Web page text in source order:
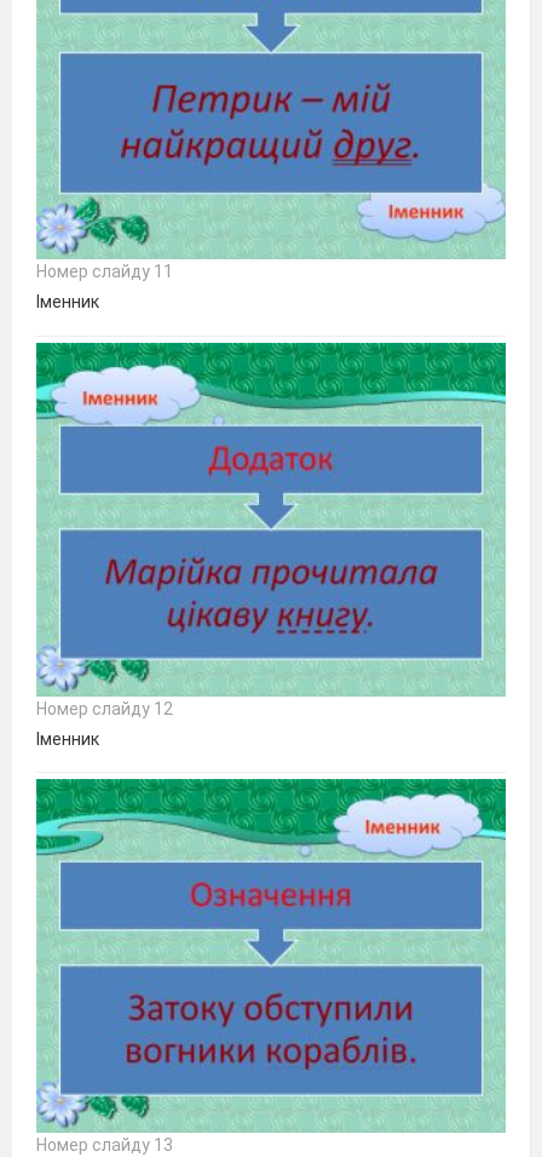
Номер слайду 11
Іменник
Номер слайду 12
Іменник
Номер слайду 13